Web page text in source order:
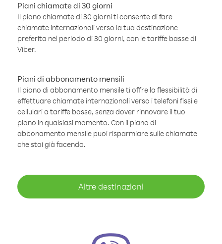
Piani chiamate di 30 giorni
Il piano chiamate di 30 giorni ti consente di fare
chiamate internazionali verso la tua destinazione
preferita nel periodo di 30 giorni, con le tariffe basse di
Viber.
Piani di abbonamento mensili
Il piano di abbonamento mensile ti offre la flessibilità di
effettuare chiamate internazionali verso i telefoni fissi e
cellulari a tariffe basse, senza dover rinnovare il tuo
piano in qualsiasi momento. Con il piano di
abbonamento mensile puoi risparmiare sulle chiamate
che stai già facendo.
Altre destinazioni